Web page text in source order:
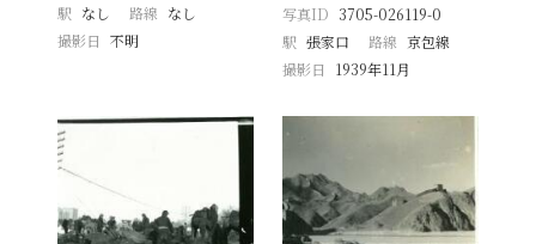
駅 なし 路線 なし
撮影日
不明
写真ID 3705-026119-0
駅 張家口 路線 京包線
撮影日
1939年11月